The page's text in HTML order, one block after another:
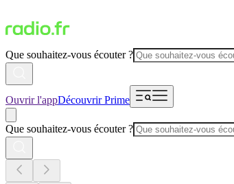
Que souhaitez-vous écouter ?
Ouvrir l'appDécouvrir Prime
Que souhaitez-vous écouter ?